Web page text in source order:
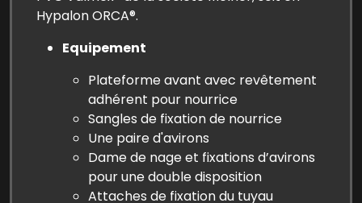
Hypalon ORCA®.
Equipement
Plateforme avant avec revêtement
adhérent pour nourrice
Sangles de fixation de nourrice
Une paire d'avirons
Dame de nage et fixations d’avirons
pour une double disposition
Attaches de fixation du tuyau